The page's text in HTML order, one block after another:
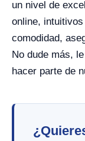
un nivel de
online,
comodidad,
No dude más,
hacer parte de